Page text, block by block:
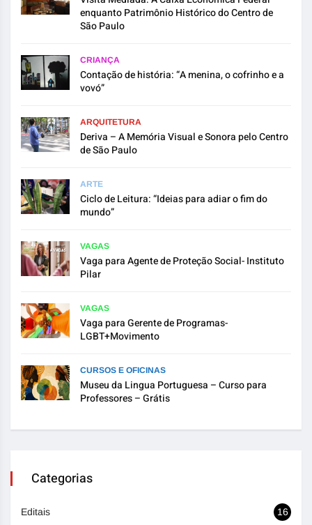
enquanto Patrimônio Histórico do Centro de
São Paulo
CRIANÇA
Contação de história: “A menina, o cofrinho e a
vovó”
ARQUITETURA
Deriva – A Memória Visual e Sonora pelo Centro
de São Paulo
ARTE
Ciclo de Leitura: “Ideias para adiar o fim do
mundo”
VAGAS
Vaga para Agente de Proteção Social- Instituto
Pilar
VAGAS
Vaga para Gerente de Programas-
LGBT+Movimento
CURSOS E OFICINAS
Museu da Lingua Portuguesa – Curso para
Professores – Grátis
Categorias
Editais 16